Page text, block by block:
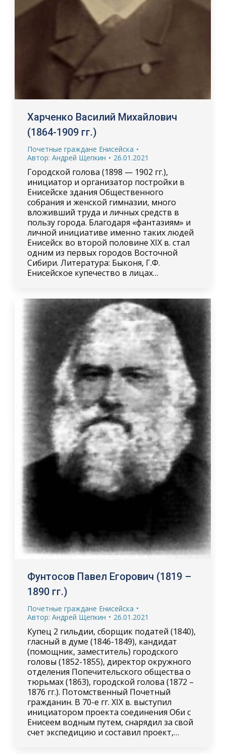
Харченко Василий Михайлович
(1864-1909 гг.)
Почетные граждане Енисейска
Автор: Андрей Щепкин 26.01.2021
Городской голова (1898 — 1902 гг.),
инициатор и организатор постройки в
Енисейске здания Общественного
собрания и женской гимназии, много
вложивший труда и личных средств в
пользу города. Благодаря «фантазиям» и
личной инициативе именно таких людей
Енисейск во второй половине XIX в. стал
одним из первых городов Восточной
Сибири. Литература: Быконя, Г.Ф.
Енисейское купечество в лицах…
Фунтосов Павел Егорович (1819 –
1890 гг.)
Почетные граждане Енисейска
Автор: Андрей Щепкин 26.01.2021
Купец 2 гильдии, сборщик податей (1840),
гласный в думе (1846-1849), кандидат
(помощник, заместитель) городского
головы (1852-1855), директор окружного
отделения Попечительского общества о
тюрьмах (1863), городской голова (1872 –
1876 гг.). Потомственный Почетный
гражданин. В 70-е гг. XIX в. выступил
инициатором проекта соединения Оби с
Енисеем водным путем, снарядил за свой
счет экспедицию и составил проект,…